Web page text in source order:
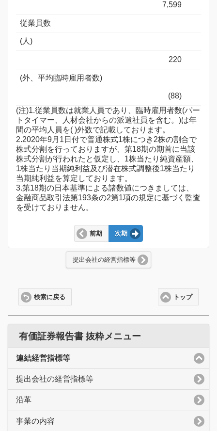
7,599
従業員数
(人)
220
(外、平均臨時雇用者数)
(88)
(注)1.従業員数は就業人員であり、臨時雇用者数(パー
トタイマー、人材会社からの派遣社員を含む。)は年
間の平均人員を( )外数で記載しております。
2.2020年9月1日付で普通株式1株につき2株の割合で
株式分割を行っておりますが、第18期の期首に当該
株式分割が行われたと仮定し、1株当たり純資産額、
1株当たり当期純利益及び潜在株式調整後1株当たり
当期純利益を算定しております。
3.第18期の日本基準による諸数値につきましては、
金融商品取引法第193条の2第1項の規定に基づく監査
を受けておりません。
前期 次期
提出会社の経営指標等
トップ
検索に戻る
有価証券報告書 抜粋メニュー
連結経営指標等
提出会社の経営指標等
沿革
事業の内容